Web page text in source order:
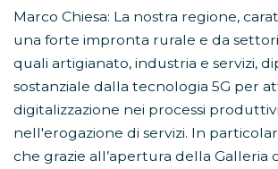
Marco Chiesa: La nostra regione,
una forte impronta rurale e da
quali artigianato, industria e servizi,
sostanziale dalla tecnologia 5G per
digitalizzazione nei processi
nell'erogazione di servizi. In
che grazie all’apertura della Galleria